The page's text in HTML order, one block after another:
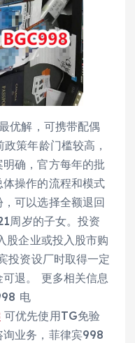
优解，可携带配偶
策年龄门槛较高，
确，官方每年的批
操作的流程和模式
可以选择全额退回
周岁的子女。投资
股企业或投入股市购
投资设厂时取得一定
退。 更多相关信息
电
可优先使用TG免验
业务，菲律宾998